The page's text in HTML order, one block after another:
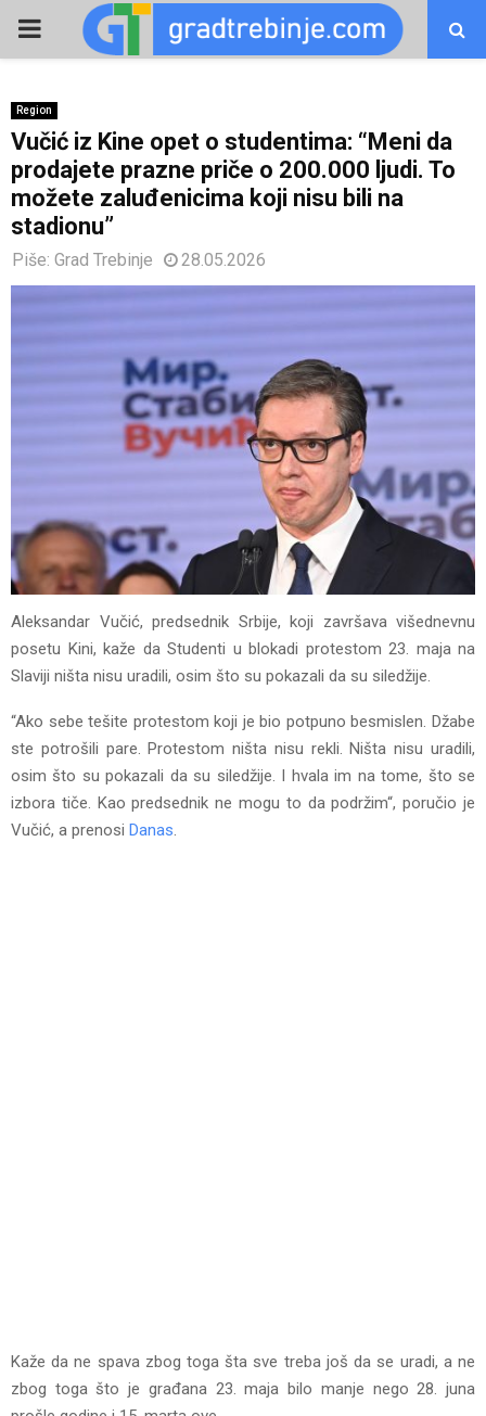
PRIMARY
Region
Vučić iz Kine opet o studentima: “Meni da
prodajete prazne priče o 200.000 ljudi. To
možete zaluđenicima koji nisu bili na
stadionu”
Piše: Grad Trebinje 28.05.2026
Aleksandar Vučić, predsednik Srbije, koji završava višednevnu
posetu Kini, kaže da Studenti u blokadi protestom 23. maja na
Slaviji ništa nisu uradili, osim što su pokazali da su siledžije.
“Ako sebe tešite protestom koji je bio potpuno besmislen. Džabe
ste potrošili pare. Protestom ništa nisu rekli. Ništa nisu uradili,
osim što su pokazali da su siledžije. I hvala im na tome, što se
izbora tiče. Kao predsednik ne mogu to da podržim“, poručio je
Vučić, a prenosi Danas.
Kaže da ne spava zbog toga šta sve treba još da se uradi, a ne
zbog toga što je građana 23. maja bilo manje nego 28. juna